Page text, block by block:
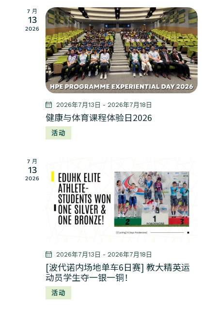
7 月
13
2026
2026年7月13日 - 2026年7月18日
健康与体育课程体验日2026
活动
7 月
13
2026
2026年7月13日 - 2026年7月18日
[波代诺内场地单车6日赛] 教大精英运
动员学生夺一银一铜！
活动